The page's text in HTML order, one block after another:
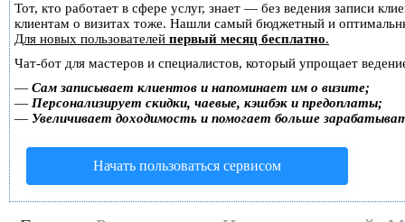
Тот, кто работает в сфере услуг, знает — без ведения записи
клиентам о визитах тоже. Нашли самый бюджетный и
Для новых пользователей первый месяц бесплатно.
Чат-бот для мастеров и специалистов, который упрощает
— Сам записывает клиентов и напоминает им о визите;
— Персонализирует скидки, чаевые, кэшбэк и предоплаты;
— Увеличивает доходимость и помогает больше
Начать пользоваться сервисом